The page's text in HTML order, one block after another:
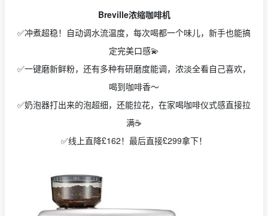
Breville浓缩咖啡机
✅冲煮超稳！自动调水流温度，每次喝都一个味儿，新手也能搞
定完美口感💫
✅一键磨新鲜粉，还有多种有研磨度能调，浓淡全看自己喜欢，
喝到咖啡香～​
✅奶泡器打出来的泡超细，还能拉花，在家喝咖啡仪式感直接拉
满☕
✅线上直降£162！最后直接£299拿下！